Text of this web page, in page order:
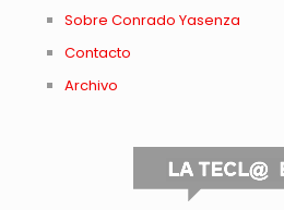
Sobre Conrado Yasenza
Contacto
Archivo